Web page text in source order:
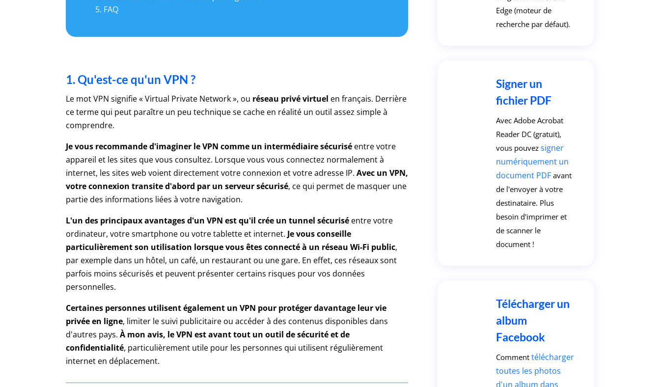
FAQ
1. Qu'est-ce qu'un VPN ?
Le mot VPN signifie « Virtual Private Network », ou réseau privé virtuel en français. Derrière
ce terme qui peut paraître un peu technique se cache en réalité un outil assez simple à
comprendre.
Je vous recommande d'imaginer le VPN comme un intermédiaire sécurisé entre votre
appareil et les sites que vous consultez. Lorsque vous vous connectez normalement à
internet, les sites web voient directement votre connexion et votre adresse IP.Avec un VPN,
votre connexion transite d'abord par un serveur sécurisé, ce qui permet de masquer une
partie des informations liées à votre navigation.
L'un des principaux avantages d'un VPN est qu'il crée un tunnel sécurisé entre votre
ordinateur, votre smartphone ou votre tablette et internet. Je vous conseille
particulièrement son utilisation lorsque vous êtes connecté à un réseau Wi-Fi public,
par exemple dans un hôtel, un café, un restaurant ou une gare. En effet, ces réseaux sont
parfois moins sécurisés et peuvent présenter certains risques pour vos données
personnelles.
Certaines personnes utilisent également un VPN pour protéger davantage leur vie
privée en ligne, limiter le suivi publicitaire ou accéder à des contenus disponibles dans
d'autres pays.À mon avis, le VPN est avant tout un outil de sécurité et de
confidentialité, particulièrement utile pour les personnes qui utilisent régulièrement
internet en déplacement.
Edge (moteur de
recherche par défaut).
Signer un
fichier PDF
Avec Adobe Acrobat
Reader DC (gratuit),
vous pouvezsigner
numériquement un
document PDF avant
de l'envoyer à votre
destinataire. Plus
besoin d'imprimer et
de scanner le
document !
Télécharger un
album
Facebook
Commenttélécharger
toutes les photos
d'un album dans